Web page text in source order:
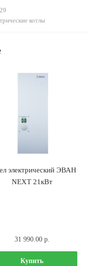
котлы
электрический ЭВАН
NEXT 21кВт
31 990.00 р.
Купить